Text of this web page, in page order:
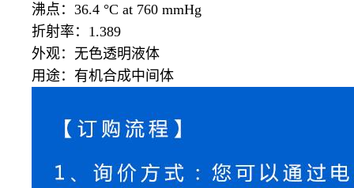
沸点： 36.4 °C at 760 mmHg
折射率： 1.389
外观：无色透明液体
用途：有机合成中间体